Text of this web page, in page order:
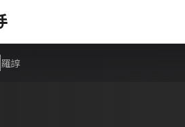
羅諄